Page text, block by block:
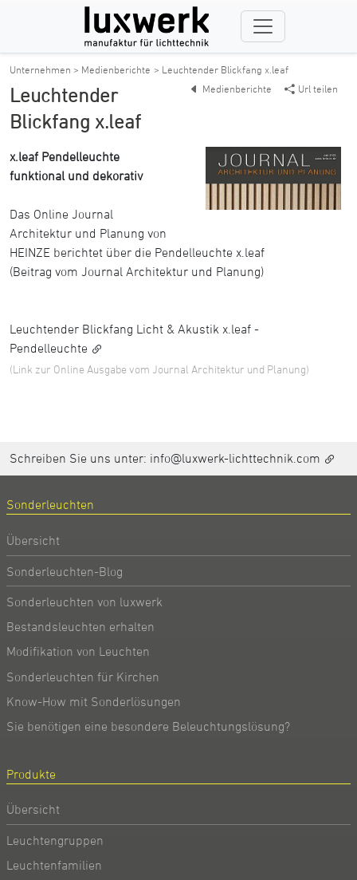
Unternehmen > Medienberichte > Leuchtender Blickfang x.leaf
Url teilen
Medienberichte
Leuchtender
Blickfang x.leaf
x.leaf Pendelleuchte
funktional und dekorativ
Das Online Journal
Architektur und Planung von
HEINZE berichtet über die Pendelleuchte x.leaf
(Beitrag vom Journal Architektur und Planung)
Leuchtender Blickfang Licht & Akustik x.leaf -
Pendelleuchte
(Link zur Online Ausgabe vom Journal Architektur und Planung)
Schreiben Sie uns unter: info@luxwerk-lichttechnik.com
Sonderleuchten
Übersicht
Sonderleuchten-Blog
Sonderleuchten von luxwerk
Bestandsleuchten erhalten
Modifikation von Leuchten
Sonderleuchten für Kirchen
Know-How mit Sonderlösungen
Sie benötigen eine besondere Beleuchtungslösung?
Produkte
Übersicht
Leuchtengruppen
Leuchtenfamilien